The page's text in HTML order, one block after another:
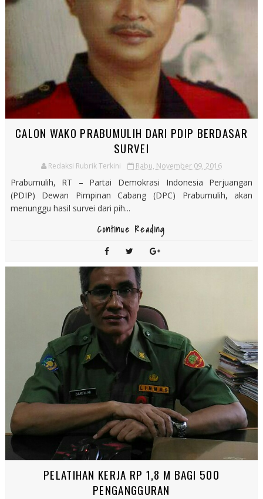
CALON WAKO PRABUMULIH DARI PDIP BERDASAR
SURVEI
Redaksi Rubrik Terkini Rabu, November 09, 2016
Prabumulih, RT – Partai Demokrasi Indonesia Perjuangan
(PDIP) Dewan Pimpinan Cabang (DPC) Prabumulih, akan
menunggu hasil survei dari pih...
Continue Reading
PELATIHAN KERJA RP 1,8 M BAGI 500
PENGANGGURAN